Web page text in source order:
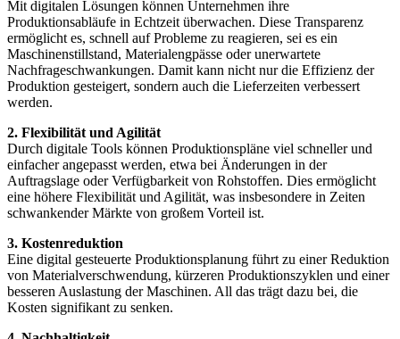
Mit digitalen Lösungen können Unternehmen ihre
Produktionsabläufe in Echtzeit überwachen. Diese Transparenz
ermöglicht es, schnell auf Probleme zu reagieren, sei es ein
Maschinenstillstand, Materialengpässe oder unerwartete
Nachfrageschwankungen. Damit kann nicht nur die Effizienz der
Produktion gesteigert, sondern auch die Lieferzeiten verbessert
werden.
2. Flexibilität und Agilität
Durch digitale Tools können Produktionspläne viel schneller und
einfacher angepasst werden, etwa bei Änderungen in der
Auftragslage oder Verfügbarkeit von Rohstoffen. Dies ermöglicht
eine höhere Flexibilität und Agilität, was insbesondere in Zeiten
schwankender Märkte von großem Vorteil ist.
3. Kostenreduktion
Eine digital gesteuerte Produktionsplanung führt zu einer Reduktion
von Materialverschwendung, kürzeren Produktionszyklen und einer
besseren Auslastung der Maschinen. All das trägt dazu bei, die
Kosten signifikant zu senken.